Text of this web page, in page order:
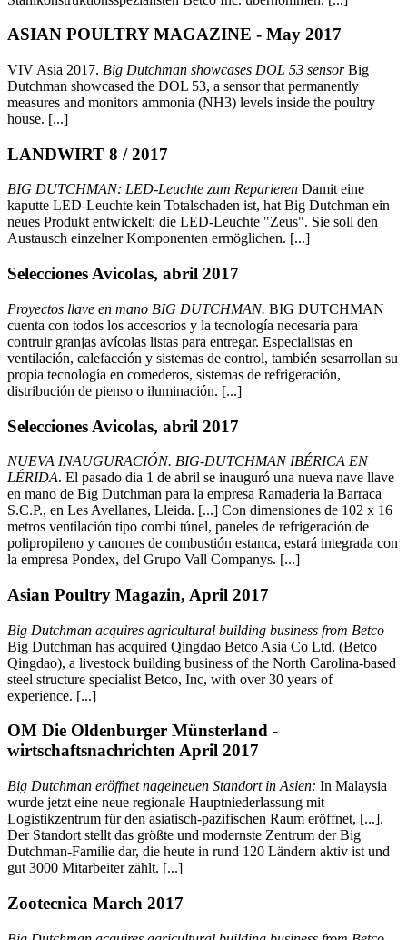
ASIAN POULTRY MAGAZINE - May 2017
VIV Asia 2017. Big Dutchman showcases DOL 53 sensorBig
Dutchman showcased the DOL 53, a sensor that permanently
measures and monitors ammonia (NH3) levels inside the poultry
house. [...]
LANDWIRT 8 / 2017
BIG DUTCHMAN: LED-Leuchte zum Reparieren Damit eine
kaputte LED-Leuchte kein Totalschaden ist, hat Big Dutchman ein
neues Produkt entwickelt: die LED-Leuchte "Zeus". Sie soll den
Austausch einzelner Komponenten ermöglichen. [...]
Selecciones Avicolas, abril 2017
Proyectos llave en mano BIG DUTCHMAN. BIG DUTCHMAN
cuenta con todos los accesorios y la tecnología necesaria para
contruir granjas avícolas listas para entregar. Especialistas en
ventilación, calefacción y sistemas de control, también sesarrollan su
propia tecnología en comederos, sistemas de refrigeración,
distribución de pienso o iluminación. [...]
Selecciones Avicolas, abril 2017
NUEVA INAUGURACIÓN. BIG-DUTCHMAN IBÉRICA EN
LÉRIDA. El pasado dia 1 de abril se inauguró una nueva nave llave
en mano de Big Dutchman para la empresa Ramaderia la Barraca
S.C.P., en Les Avellanes, Lleida. [...] Con dimensiones de 102 x 16
metros ventilación tipo combi túnel, paneles de refrigeración de
polipropileno y canones de combustión estanca, estará integrada con
la empresa Pondex, del Grupo Vall Companys. [...]
Asian Poultry Magazin, April 2017
Big Dutchman acquires agricultural building business from Betco
Big Dutchman has acquired Qingdao Betco Asia Co Ltd. (Betco
Qingdao), a livestock building business of the North Carolina-based
steel structure specialist Betco, Inc, with over 30 years of
experience. [...]
OM Die Oldenburger Münsterland -
wirtschaftsnachrichten April 2017
Big Dutchman eröffnet nagelneuen Standort in Asien: In Malaysia
wurde jetzt eine neue regionale Hauptniederlassung mit
Logistikzentrum für den asiatisch-pazifischen Raum eröffnet, [...].
Der Standort stellt das größte und modernste Zentrum der Big
Dutchman-Familie dar, die heute in rund 120 Ländern aktiv ist und
gut 3000 Mitarbeiter zählt. [...]
Zootecnica March 2017